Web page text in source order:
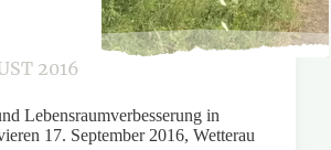
2016
Lebensraumverbesserung in
Niederwildrevieren 17. September 2016, Wetterau